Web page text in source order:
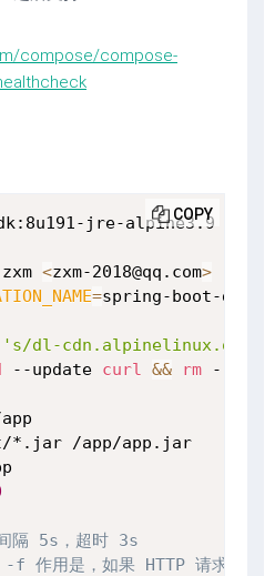
compose/compose-
jre-alpine3.9
<zxm-2018@qq.com>
=spring-boot-demo
's/dl-cdn.alpinelinux.org/
--update curl && rm -rf /
*.jar /app/app.jar
隔 5s，超时 3s
用是，如果 HTTP 请求失败，
COPY